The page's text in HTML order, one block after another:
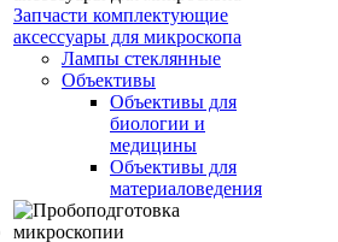
Запчасти комплектующие
аксессуары для микроскопа
Лампы стеклянные
Объективы
Объективы для
биологии и
медицины
Объективы для
материаловедения